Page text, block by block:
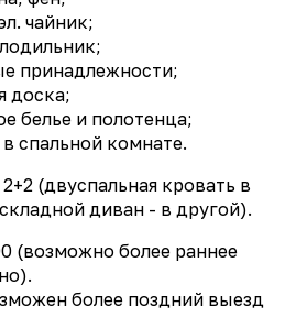
чайник;
принадлежности;
доска;
белье и полотенца;
спальной комнате.
(двуспальная кровать в
диван - в другой).
(возможно более раннее
более поздний выезд